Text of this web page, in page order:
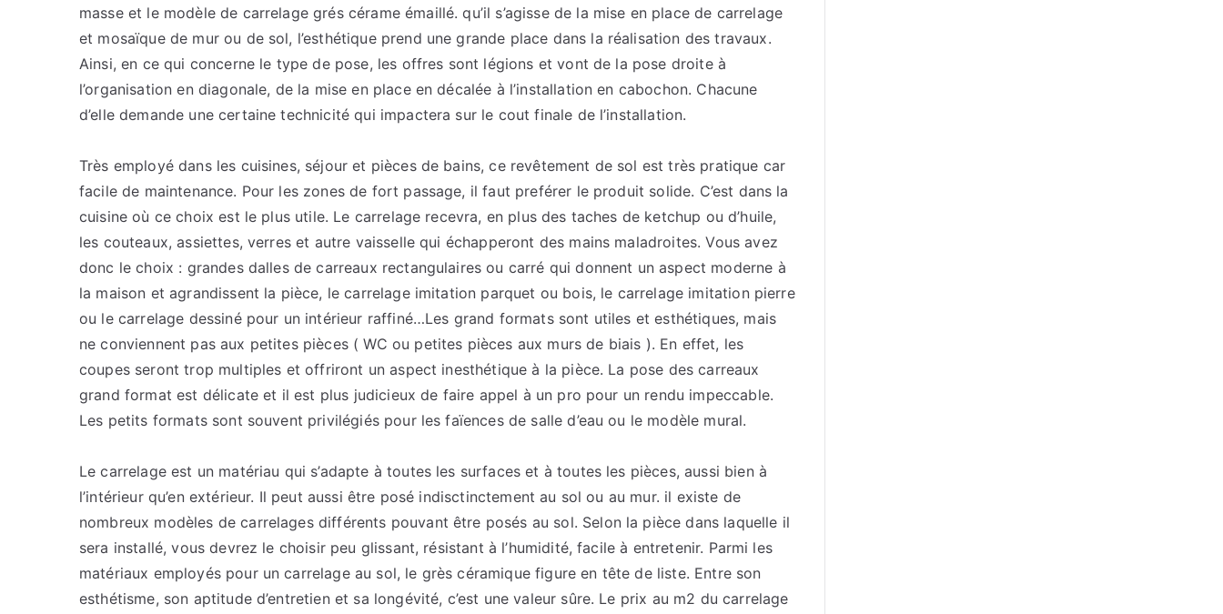
masse et le modèle de carrelage grés cérame émaillé. qu’il s’agisse de la mise en place de carrelage
et mosaïque de mur ou de sol, l’esthétique prend une grande place dans la réalisation des travaux.
Ainsi, en ce qui concerne le type de pose, les offres sont légions et vont de la pose droite à
l’organisation en diagonale, de la mise en place en décalée à l’installation en cabochon. Chacune
d’elle demande une certaine technicité qui impactera sur le cout finale de l’installation.
Très employé dans les cuisines, séjour et pièces de bains, ce revêtement de sol est très pratique car
facile de maintenance. Pour les zones de fort passage, il faut preférer le produit solide. C’est dans la
cuisine où ce choix est le plus utile. Le carrelage recevra, en plus des taches de ketchup ou d’huile,
les couteaux, assiettes, verres et autre vaisselle qui échapperont des mains maladroites. Vous avez
donc le choix : grandes dalles de carreaux rectangulaires ou carré qui donnent un aspect moderne à
la maison et agrandissent la pièce, le carrelage imitation parquet ou bois, le carrelage imitation pierre
ou le carrelage dessiné pour un intérieur raffiné…Les grand formats sont utiles et esthétiques, mais
ne conviennent pas aux petites pièces ( WC ou petites pièces aux murs de biais ). En effet, les
coupes seront trop multiples et offriront un aspect inesthétique à la pièce. La pose des carreaux
grand format est délicate et il est plus judicieux de faire appel à un pro pour un rendu impeccable.
Les petits formats sont souvent privilégiés pour les faïences de salle d’eau ou le modèle mural.
Le carrelage est un matériau qui s’adapte à toutes les surfaces et à toutes les pièces, aussi bien à
l’intérieur qu’en extérieur. Il peut aussi être posé indisctinctement au sol ou au mur. il existe de
nombreux modèles de carrelages différents pouvant être posés au sol. Selon la pièce dans laquelle il
sera installé, vous devrez le choisir peu glissant, résistant à l’humidité, facile à entretenir. Parmi les
matériaux employés pour un carrelage au sol, le grès céramique figure en tête de liste. Entre son
esthétisme, son aptitude d’entretien et sa longévité, c’est une valeur sûre. Le prix au m2 du carrelage